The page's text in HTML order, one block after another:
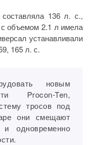
136 л. с.,
объемом 2.1 л имела
устанавливали
165 л. с.
новым
Procon-Ten,
тросов под
они смещают
одновременно